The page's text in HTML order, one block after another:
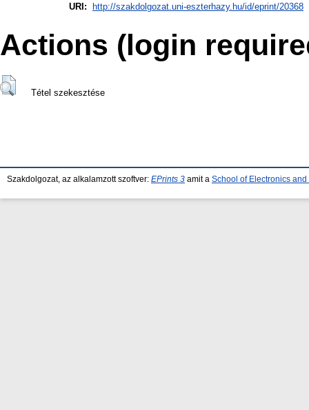
URI:
http://szakdolgozat.uni-eszterhazy.hu/id/eprint/20368
Actions (login
Tétel szekesztése
Szakdolgozat, az alkalamzott szoftver: EPrints 3 amit a School of Electronics